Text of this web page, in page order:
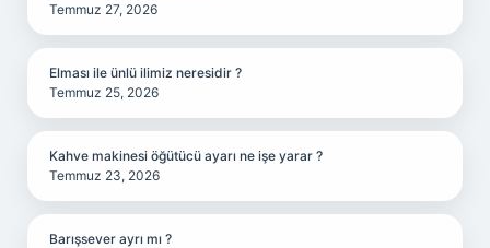
Temmuz 27, 2026
Elması ile ünlü ilimiz neresidir ?
Temmuz 25, 2026
Kahve makinesi öğütücü ayarı ne işe yarar ?
Temmuz 23, 2026
Barışsever ayrı mı ?